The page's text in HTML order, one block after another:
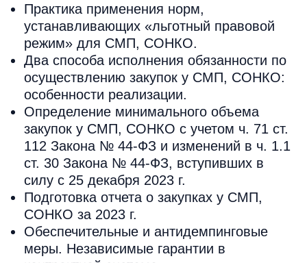
Практика применения норм,
устанавливающих «льготный правовой
режим» для СМП, СОНКО.
Два способа исполнения обязанности по
осуществлению закупок у СМП, СОНКО:
особенности реализации.
Определение минимального объема
закупок у СМП, СОНКО с учетом ч. 71 ст.
112 Закона № 44-ФЗ и изменений в ч. 1.1
ст. 30 Закона № 44-ФЗ, вступивших в
силу с 25 декабря 2023 г.
Подготовка отчета о закупках у СМП,
СОНКО за 2023 г.
Обеспечительные и антидемпинговые
меры. Независимые гарантии в